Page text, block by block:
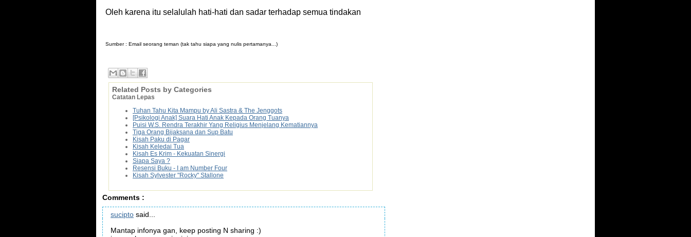
Oleh karena itu selalulah hati-hati dan sadar terhadap semua tindakan
Sumber : Email seorang teman (tak tahu siapa yang nulis pertamanya...)
Related Posts by Categories
Catatan Lepas
Tuhan Tahu Kita Mampu by Ali Sastra & The Jenggots
[Psikologi Anak] Suara Hati Anak Kepada Orang Tuanya
Puisi W.S. Rendra Terakhir Yang Religius Menjelang Kematiannya
Tiga Orang Bijaksana dan Sup Batu
Kisah Paku di Pagar
Kisah Keledai Tua
Kisah Es Krim - Kekuatan Sinergi
Siapa Saya ?
Resensi Buku - I am Number Four
Kisah Sylvester "Rocky" Stallone
Comments :
sucipto said...
Mantap infonya gan, keep posting N sharing :)